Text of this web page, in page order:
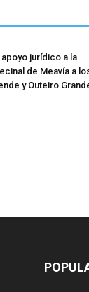
jurídico a la
de Meavía a
y Outeiro